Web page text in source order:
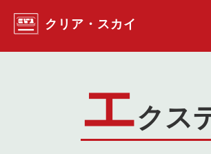
クリア・スカイ
エクス